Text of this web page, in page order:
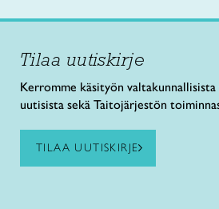
Tilaa uutiskirje
Kerromme käsityön
uutisista sekä Taitojärjestön
TILAA UUTISKIRJE